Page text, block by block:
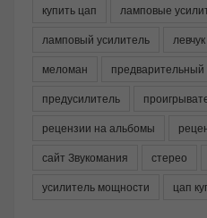
купить цап
ламповые
ламповый усилитель
левчук
меломан
предварительный
предусилитель
рецензии на альбомы
сайт Звукомания
стерео
усилитель мощности
цап